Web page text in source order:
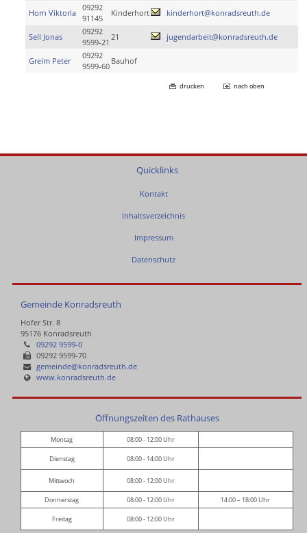
Horn Viktoria
09292
91145
Kinderhort kinderhort@konradsreuth.de
Sell Jonas
09292
9599-21
21 jugendarbeit@konradsreuth.de
Greim Peter
09292
9599-60
Bauhof
drucken nach oben
Quicklinks
Kontakt
Inhaltsverzeichnis
Impressum
Datenschutz
Gemeinde Konradsreuth
Hofer Str. 8
95176 Konradsreuth
09292 9599-0
09292 9599-70
gemeinde@konradsreuth.de
www.konradsreuth.de
Öffnungszeiten des Rathauses
Montag 08:00 - 12:00 Uhr
Dienstag 08:00 - 14:00 Uhr
Mittwoch 08:00 - 12:00 Uhr
Donnerstag 08:00 - 12:00 Uhr 14:00 – 18:00 Uhr
Freitag 08:00 - 12:00 Uhr